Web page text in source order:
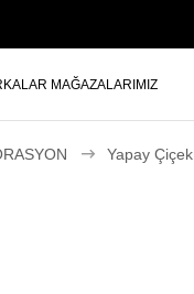
MAĞAZALARIMIZ
Yapay Çiçek